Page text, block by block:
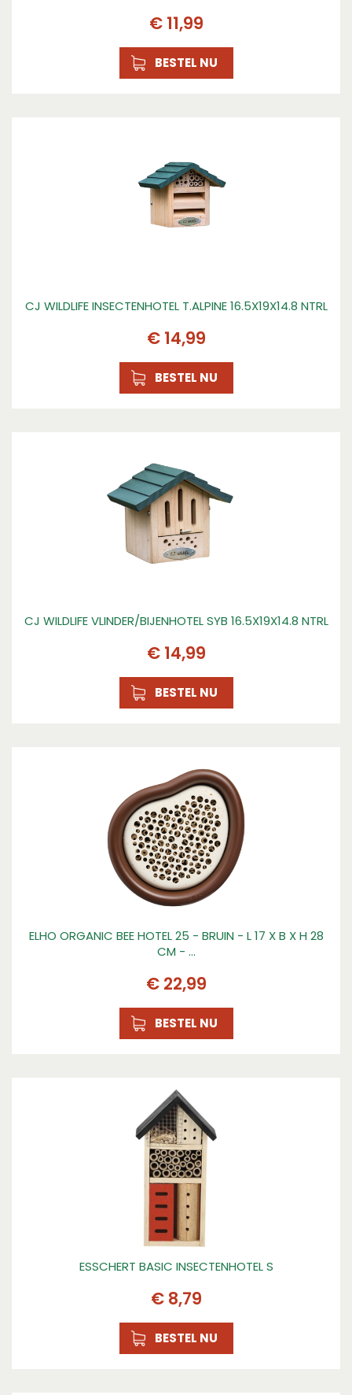
€ 11,99
BESTEL NU
CJ WILDLIFE INSECTENHOTEL T.ALPINE 16.5X19X14.8 NTRL
€ 14,99
BESTEL NU
CJ WILDLIFE VLINDER/BIJENHOTEL SYB 16.5X19X14.8 NTRL
€ 14,99
BESTEL NU
ELHO ORGANIC BEE HOTEL 25 - BRUIN - L 17 X B X H 28
CM - …
€ 22,99
BESTEL NU
ESSCHERT BASIC INSECTENHOTEL S
€ 8,79
BESTEL NU